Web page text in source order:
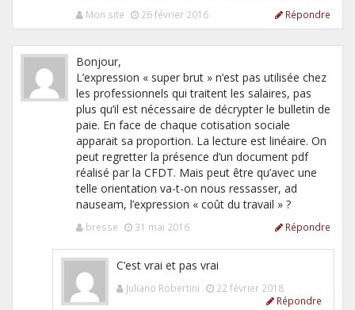
Mon site 26 février 2016 Répondre
Bonjour,
L’expression « super brut » n’est pas utilisée chez
les professionnels qui traitent les salaires, pas
plus qu’il est nécessaire de décrypter le bulletin de
paie. En face de chaque cotisation sociale
apparait sa proportion. La lecture est linéaire. On
peut regretter la présence d’un document pdf
réalisé par la CFDT. Mais peut être qu’avec une
telle orientation va-t-on nous ressasser, ad
nauseam, l’expression « coût du travail » ?
bresse 31 mai 2016 Répondre
C’est vrai et pas vrai
Juliano Robertini
22 février 2018
Répondre